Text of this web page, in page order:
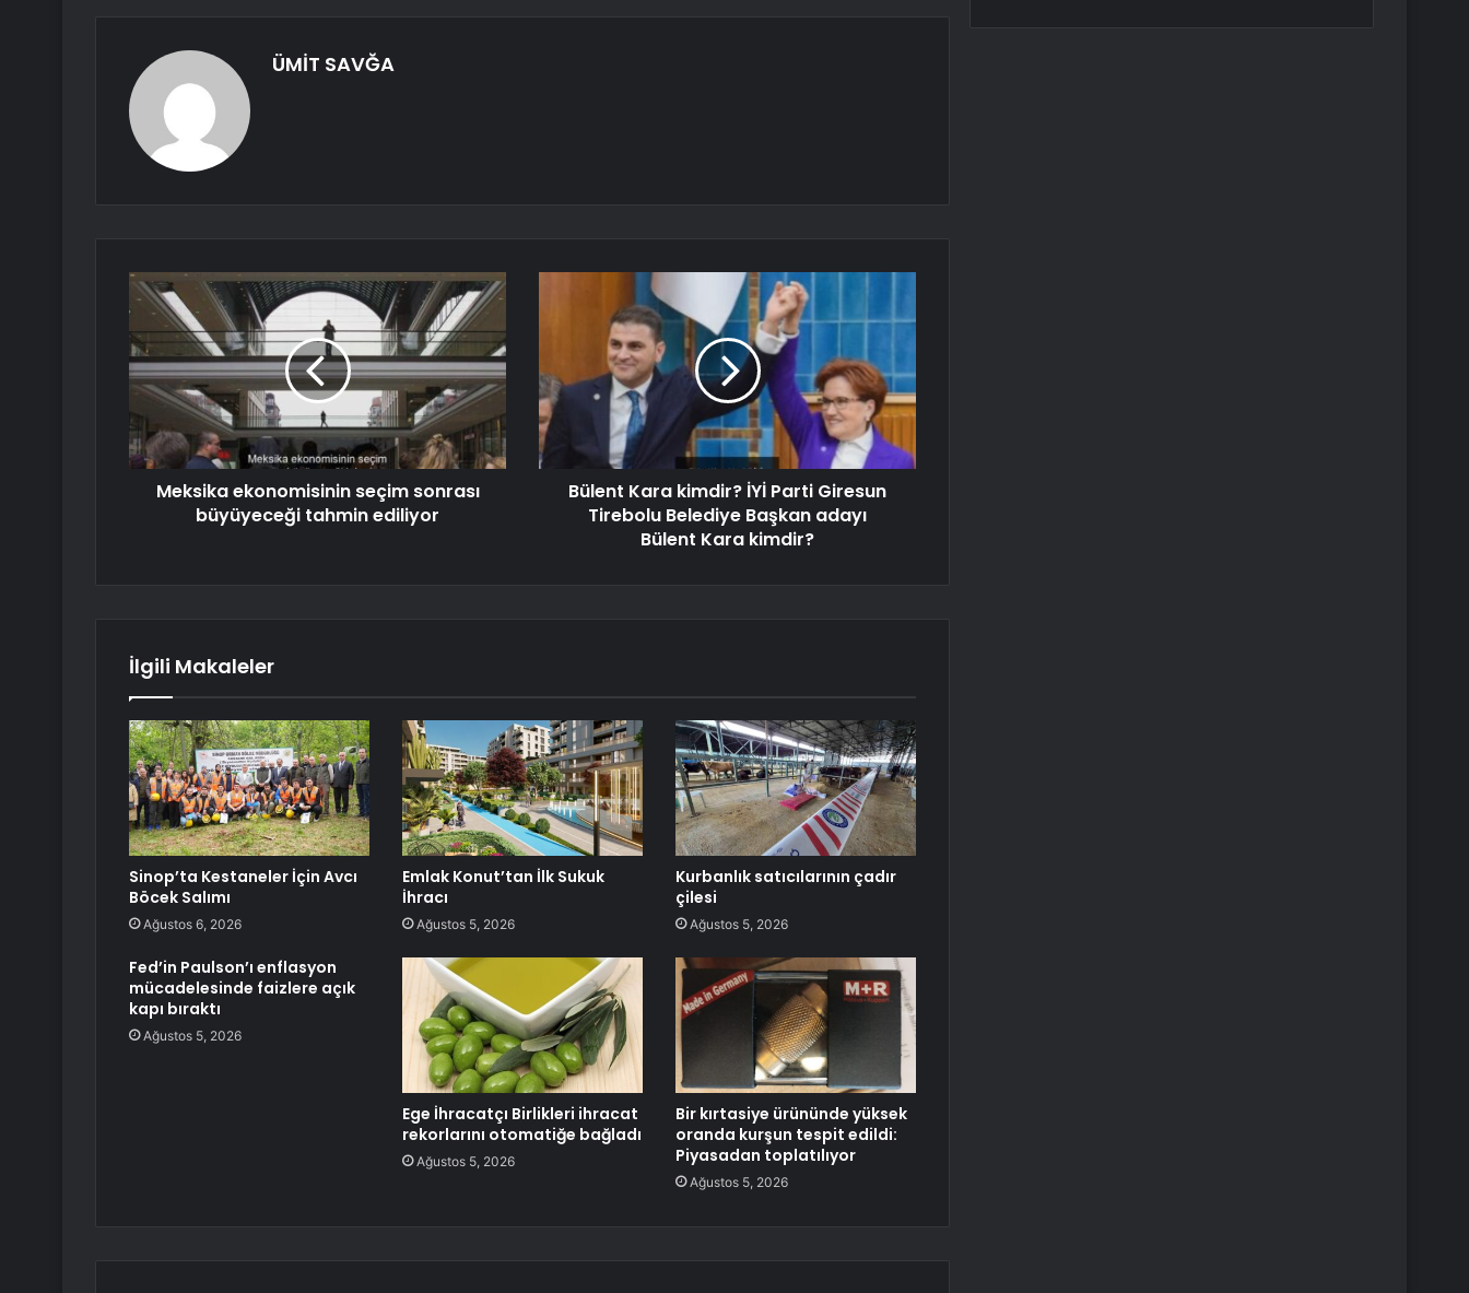
ÜMİT SAVĞA
Meksika ekonomisinin seçim sonrası
büyüyeceği tahmin ediliyor
Bülent Kara kimdir? İYİ Parti Giresun
Tirebolu Belediye Başkan adayı
Bülent Kara kimdir?
İlgili Makaleler
Sinop’ta Kestaneler İçin Avcı
Böcek Salımı
Ağustos 6, 2026
Emlak Konut’tan İlk Sukuk
İhracı
Ağustos 5, 2026
Kurbanlık satıcılarının çadır
çilesi
Ağustos 5, 2026
Fed’in Paulson’ı enflasyon
mücadelesinde faizlere açık
kapı bıraktı
Ağustos 5, 2026
Ege İhracatçı Birlikleri ihracat
rekorlarını otomatiğe bağladı
Ağustos 5, 2026
Bir kırtasiye ürününde yüksek
oranda kurşun tespit edildi:
Piyasadan toplatılıyor
Ağustos 5, 2026